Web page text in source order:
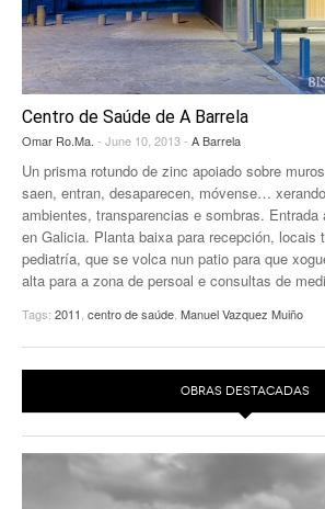
EUROPAN
Centro de Saúde de A Barrela
Omar Ro.Ma. - June 10, 2013 - A Barrela
Un prisma rotundo de zinc apoiado sobre
saen, entran, desaparecen, móvense…
ambientes, transparencias e sombras. Entrada
en Galicia. Planta baixa para recepción, locais
pediatría, que se volca nun patio para que
alta para a zona de persoal e consultas de
Tags: 2011 centro de saúde Manuel Vazquez Muiño
OBRAS DESTACADAS